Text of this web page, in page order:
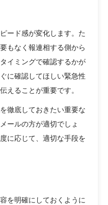
ード感が変化します。た
もなく報連相する側から
イミングで確認するかが
に確認してほしい緊急性
えることが重要です。
徹底しておきたい重要な
ールの方が適切でしょ
に応じて、適切な手段を
を明確にしておくように